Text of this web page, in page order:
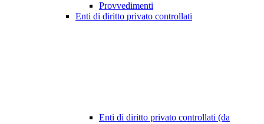
Provvedimenti
Enti di diritto privato controllati
Enti di diritto privato controllati (da